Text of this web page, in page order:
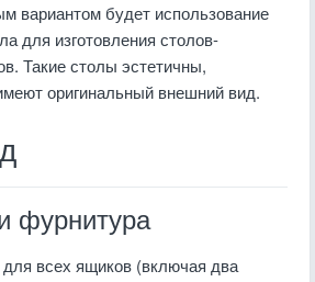
вариантом будет использование
для изготовления столов-
Такие столы эстетичны,
оригинальный внешний вид.
фурнитура
для всех ящиков (включая два